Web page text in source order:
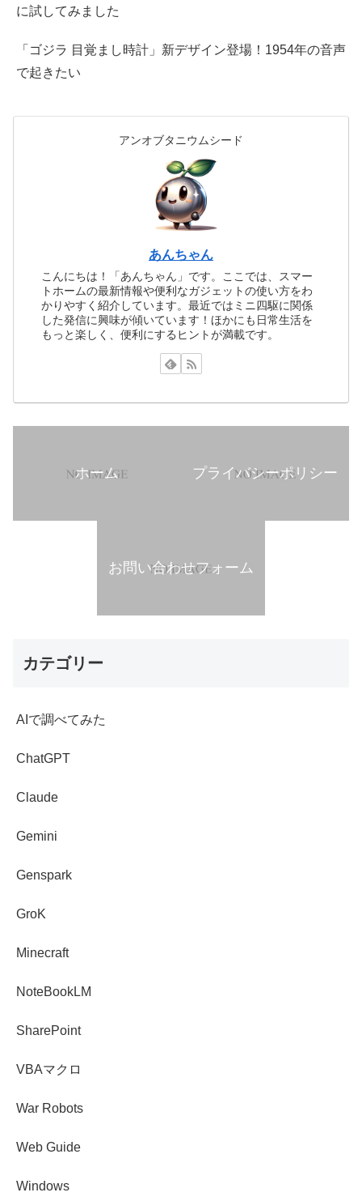
に試してみました
「ゴジラ 目覚まし時計」新デザイン登場！1954年の音声
で起きたい
アンオブタニウムシード
あんちゃん
こんにちは！「あんちゃん」です。ここでは、スマー
トホームの最新情報や便利なガジェットの使い方をわ
かりやすく紹介しています。最近ではミニ四駆に関係
した発信に興味が傾いています！ほかにも日常生活を
もっと楽しく、便利にするヒントが満載です。
ホーム プライバシーポリシー
お問い合わせフォーム
カテゴリー
AIで調べてみた
ChatGPT
Claude
Gemini
Genspark
GroK
Minecraft
NoteBookLM
SharePoint
VBAマクロ
War Robots
Web Guide
Windows